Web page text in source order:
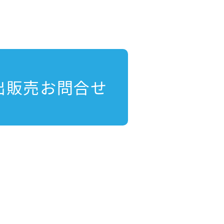
販売お問合せ